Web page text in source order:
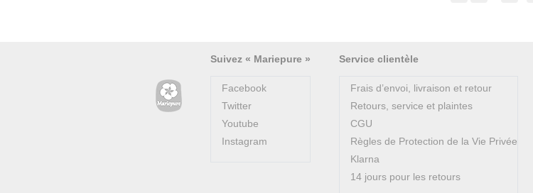
Suivez « Mariepure »
Facebook
Twitter
Youtube
Instagram
Service clientèle
Frais d’envoi, livraison et retour
Retours, service et plaintes
CGU
Règles de Protection de la Vie Privée
Klarna
14 jours pour les retours